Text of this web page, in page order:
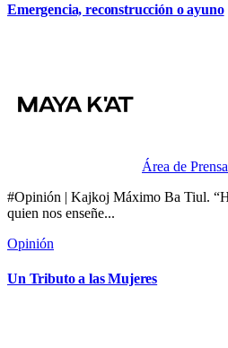
Emergencia, reconstrucción o ayuno
Área de Prensa
#Opinión | Kajkoj Máximo Ba Tiul. “Ha tenido que ser un virus
quien nos enseñe...
Opinión
Un Tributo a las Mujeres